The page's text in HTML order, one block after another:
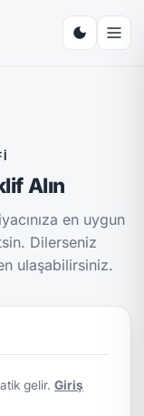
Alın
en uygun
Dilerseniz
ulaşabilirsiniz.
gelir.Giriş